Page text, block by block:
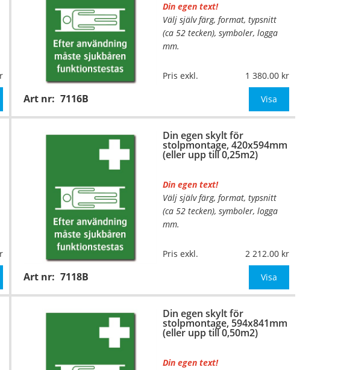
Art nr: 7116B
Din egen text!
Välj själv färg, format, typsnitt
(ca 52 tecken), symboler, logga
mm.
Material:
Kantvikt aluminium,
297x420mm (eller annat
Be om offert vid an
Pris exkl. 1 380.00
Visa
Din egen skylt för
stolpmontage, 420x594mm
(eller upp till 0,25m2)
Art nr: 7118B
Din egen text!
Välj själv färg, format, typsnitt
(ca 52 tecken), symboler, logga
mm.
Material:
Kantvikt aluminium,
420x594mm (eller annat
Be om offert vid an
Pris exkl. 2 212.00
Visa
Din egen skylt för
stolpmontage, 594x841mm
(eller upp till 0,50m2)
Din egen text!